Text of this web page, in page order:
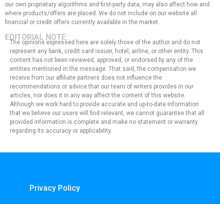
our own proprietary algorithms and first-party data, may also affect how and
where products/offers are placed. We do not include on our website all
financial or credit offers currently available in the market.
EDITORIAL NOTE:
The opinions expressed here are solely those of the author and do not
represent any bank, credit card issuer, hotel, airline, or other entity. This
content has not been reviewed, approved, or endorsed by any of the
entities mentioned in the message. That said, the compensation we
receive from our affiliate partners does not influence the
recommendations or advice that our team of writers provides in our
articles, nor does it in any way affect the content of this website.
Although we work hard to provide accurate and up-to-date information
that we believe our users will find relevant, we cannot guarantee that all
provided information is complete and make no statement or warranty
regarding its accuracy or applicability.
Privacy Policy